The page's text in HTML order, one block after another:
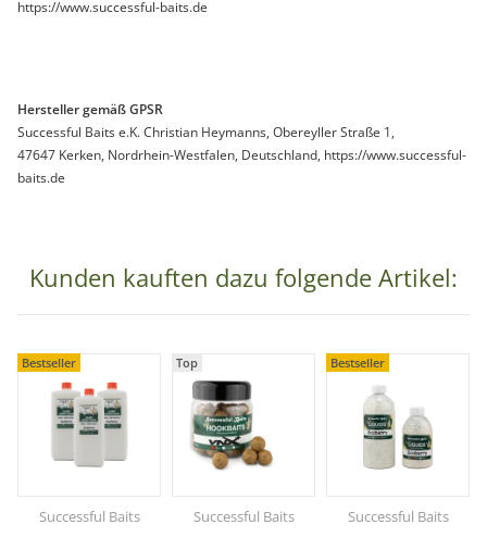
https://www.successful-baits.de
Hersteller gemäß GPSR
Successful Baits e.K. Christian Heymanns, Obereyller Straße 1,
47647 Kerken, Nordrhein-Westfalen, Deutschland, https://www.successful-
baits.de
Kunden kauften dazu folgende Artikel:
Bestseller
Successful Baits
Top
Successful Baits
Bestseller
Successful Baits